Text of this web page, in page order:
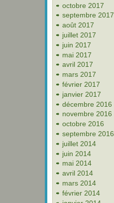
octobre 2017
septembre 2017
août 2017
juillet 2017
juin 2017
mai 2017
avril 2017
mars 2017
février 2017
janvier 2017
décembre 2016
novembre 2016
octobre 2016
septembre 2016
juillet 2014
juin 2014
mai 2014
avril 2014
mars 2014
février 2014